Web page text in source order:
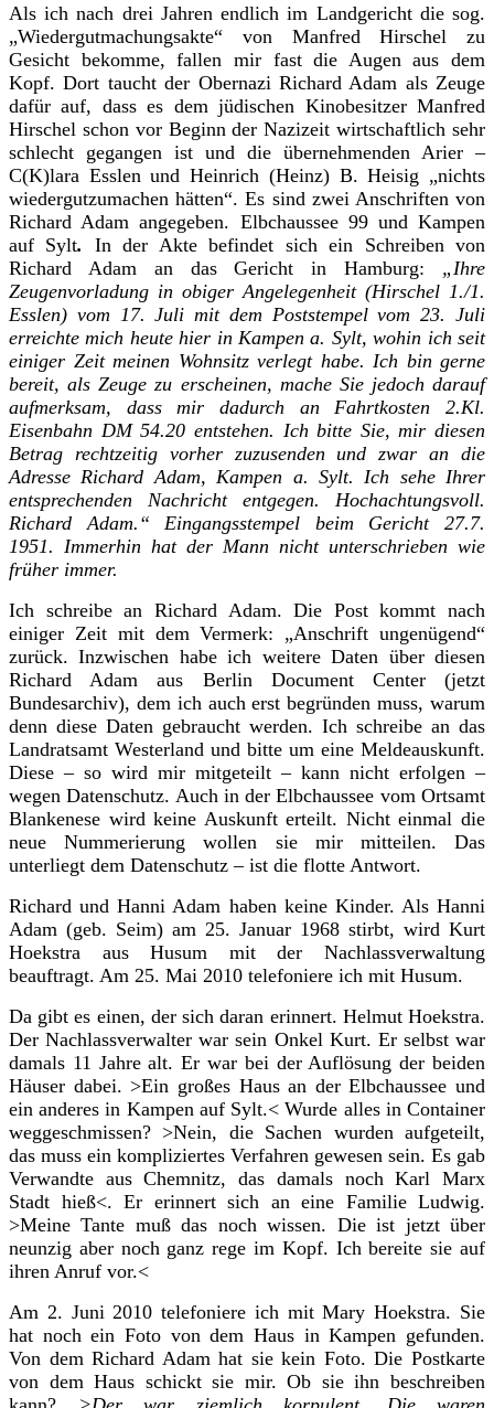
Als ich nach drei Jahren endlich im Landgericht die sog.
„Wiedergutmachungsakte“ von Manfred Hirschel zu
Gesicht bekomme, fallen mir fast die Augen aus dem
Kopf. Dort taucht der Obernazi Richard Adam als Zeuge
dafür auf, dass es dem jüdischen Kinobesitzer Manfred
Hirschel schon vor Beginn der Nazizeit wirtschaftlich sehr
schlecht gegangen ist und die übernehmenden Arier –
C(K)lara Esslen und Heinrich (Heinz) B. Heisig „nichts
wiedergutzumachen hätten“. Es sind zwei Anschriften von
Richard Adam angegeben. Elbchaussee 99 und Kampen
auf Sylt. In der Akte befindet sich ein Schreiben von
Richard Adam an das Gericht in Hamburg: „Ihre
Zeugenvorladung in obiger Angelegenheit (Hirschel 1./1.
Esslen) vom 17. Juli mit dem Poststempel vom 23. Juli
erreichte mich heute hier in Kampen a. Sylt, wohin ich seit
einiger Zeit meinen Wohnsitz verlegt habe. Ich bin gerne
bereit, als Zeuge zu erscheinen, mache Sie jedoch darauf
aufmerksam, dass mir dadurch an Fahrtkosten 2.Kl.
Eisenbahn DM 54.20 entstehen. Ich bitte Sie, mir diesen
Betrag rechtzeitig vorher zuzusenden und zwar an die
Adresse Richard Adam, Kampen a. Sylt. Ich sehe Ihrer
entsprechenden Nachricht entgegen. Hochachtungsvoll.
Richard Adam.“ Eingangsstempel beim Gericht 27.7.
1951. Immerhin hat der Mann nicht unterschrieben wie
früher immer.
Ich schreibe an Richard Adam. Die Post kommt nach
einiger Zeit mit dem Vermerk: „Anschrift ungenügend“
zurück. Inzwischen habe ich weitere Daten über diesen
Richard Adam aus Berlin Document Center (jetzt
Bundesarchiv), dem ich auch erst begründen muss, warum
denn diese Daten gebraucht werden. Ich schreibe an das
Landratsamt Westerland und bitte um eine Meldeauskunft.
Diese – so wird mir mitgeteilt – kann nicht erfolgen –
wegen Datenschutz. Auch in der Elbchaussee vom Ortsamt
Blankenese wird keine Auskunft erteilt. Nicht einmal die
neue Nummerierung wollen sie mir mitteilen. Das
unterliegt dem Datenschutz – ist die flotte Antwort.
Richard und Hanni Adam haben keine Kinder. Als Hanni
Adam (geb. Seim) am 25. Januar 1968 stirbt, wird Kurt
Hoekstra aus Husum mit der Nachlassverwaltung
beauftragt. Am 25. Mai 2010 telefoniere ich mit Husum.
Da gibt es einen, der sich daran erinnert. Helmut Hoekstra.
Der Nachlassverwalter war sein Onkel Kurt. Er selbst war
damals 11 Jahre alt. Er war bei der Auflösung der beiden
Häuser dabei. >Ein großes Haus an der Elbchaussee und
ein anderes in Kampen auf Sylt.< Wurde alles in Container
weggeschmissen? >Nein, die Sachen wurden aufgeteilt,
das muss ein kompliziertes Verfahren gewesen sein. Es gab
Verwandte aus Chemnitz, das damals noch Karl Marx
Stadt hieß<. Er erinnert sich an eine Familie Ludwig.
>Meine Tante muß das noch wissen. Die ist jetzt über
neunzig aber noch ganz rege im Kopf. Ich bereite sie auf
ihren Anruf vor.<
Am 2. Juni 2010 telefoniere ich mit Mary Hoekstra. Sie
hat noch ein Foto von dem Haus in Kampen gefunden.
Von dem Richard Adam hat sie kein Foto. Die Postkarte
von dem Haus schickt sie mir. Ob sie ihn beschreiben